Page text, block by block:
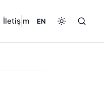
İletişim EN